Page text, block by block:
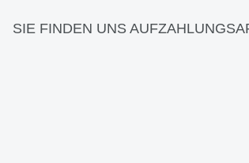
SIE FINDEN UNS AUF